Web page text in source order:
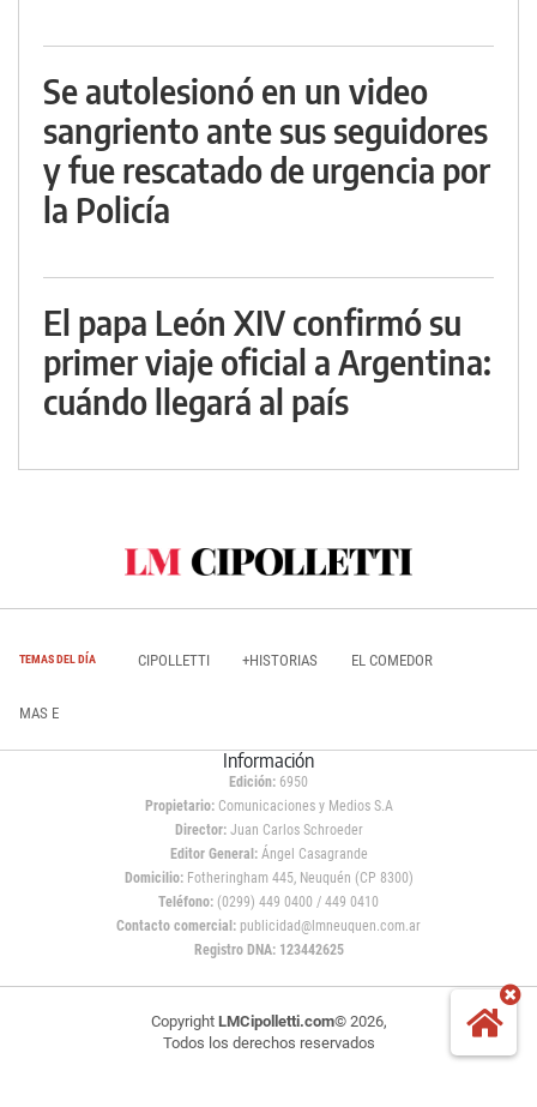
Se autolesionó en un video
sangriento ante sus seguidores
y fue rescatado de urgencia por
la Policía
El papa León XIV confirmó su
primer viaje oficial a Argentina:
cuándo llegará al país
TEMAS DEL DÍA CIPOLLETTI +HISTORIAS EL COMEDOR
MAS E
Información
Edición: 6950
Propietario:Comunicaciones y Medios S.A
Director: Juan Carlos Schroeder
Editor General:Ángel Casagrande
Domicilio:Fotheringham 445, Neuquén (CP 8300)
Teléfono: (0299) 449 0400 / 449 0410
Contacto comercial: publicidad@lmneuquen.com.ar
Registro DNA: 123442625
Copyright LMCipolletti.com© 2026,
Todos los derechos reservados